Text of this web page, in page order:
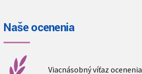
Naše ocenenia
Viacnásobný víťaz ocenenia